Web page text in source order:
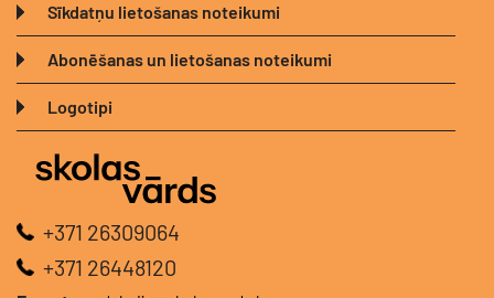
Sīkdatņu lietošanas noteikumi
Abonēšanas un lietošanas noteikumi
Logotipi
+371 26309064
+371 26448120